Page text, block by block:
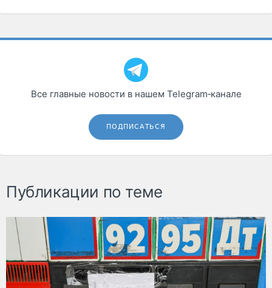
Все главные новости в нашем Telegram‑канале
ПОДПИСАТЬСЯ
Публикации по теме